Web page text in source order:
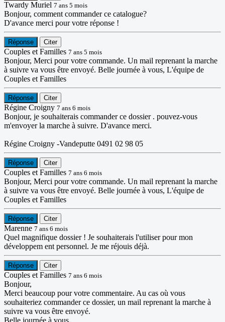
Twardy Muriel 7 ans 5 mois
Bonjour, comment commander ce catalogue?
D'avance merci pour votre réponse !
Réponse Citer
Couples et Familles 7 ans 5 mois
Bonjour, Merci pour votre commande. Un mail reprenant la marche
à suivre va vous être envoyé. Belle journée à vous, L'équipe de
Couples et Familles
Réponse Citer
Régine Croigny 7 ans 6 mois
Bonjour, je souhaiterais commander ce dossier . pouvez-vous
m'envoyer la marche à suivre. D'avance merci.
Régine Croigny -Vandeputte 0491 02 98 05
Réponse Citer
Couples et Familles 7 ans 6 mois
Bonjour, Merci pour votre commande. Un mail reprenant la marche
à suivre va vous être envoyé. Belle journée à vous, L'équipe de
Couples et Familles
Réponse Citer
Marenne 7 ans 6 mois
Quel magnifique dossier ! Je souhaiterais l'utiliser pour mon
développem ent personnel. Je me réjouis déjà.
Réponse Citer
Couples et Familles 7 ans 6 mois
Bonjour,
Merci beaucoup pour votre commentaire. Au cas où vous
souhaiteriez commander ce dossier, un mail reprenant la marche à
suivre va vous être envoyé.